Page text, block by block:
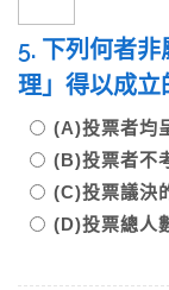
5. 下列何者
理」得以成
(A)投票者均
(B)投票者不
(C)投票議決
(D)投票總人